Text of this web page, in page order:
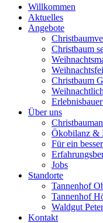
Willkommen
Aktuelles
Angebote
Christbaum
Christbaum
Über uns
Ökobilanz &
Für ein
Jobs
Standorte
Tannenhof
Tannenhof
Waldgut
Kontakt